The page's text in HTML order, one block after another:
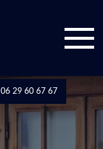
06 29 60 67 67